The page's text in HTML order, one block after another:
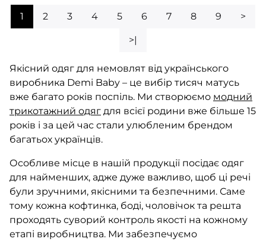
1 2 3 4 5 6 7 8 9 >
>|
Якісний одяг для немовлят від українського
виробника Demi Baby – це вибір тисяч матусь
вже багато років поспіль. Ми створюємо модний
трикотажний одяг для всієї родини вже більше 15
років і за цей час стали улюбленим брендом
багатьох українців.
Особливе місце в нашій продукції посідає одяг
для найменших, адже дуже важливо, щоб ці речі
були зручними, якісними та безпечними. Саме
тому кожна кофтинка, боді, чоловічок та решта
проходять суворий контроль якості на кожному
етапі виробництва. Ми забезпечуємо